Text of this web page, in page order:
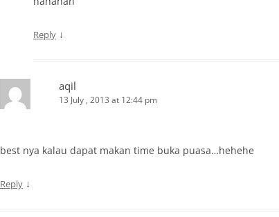
Reply ↓
aqil
13 July , 2013 at 12:44 pm
best nya kalau dapat makan time buka puasa…hehehe
Reply ↓